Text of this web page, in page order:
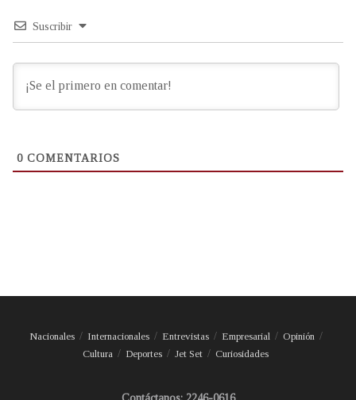
Suscribir
0 COMENTARIOS
Nacionales Internacionales Entrevistas Empresarial
Opinión
Cultura
Deportes Jet Set Curiosidades